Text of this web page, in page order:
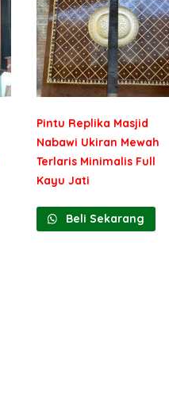
Pintu Replika Masjid
Nabawi Ukiran Mewah
Terlaris Minimalis Full
Kayu Jati
Beli Sekarang